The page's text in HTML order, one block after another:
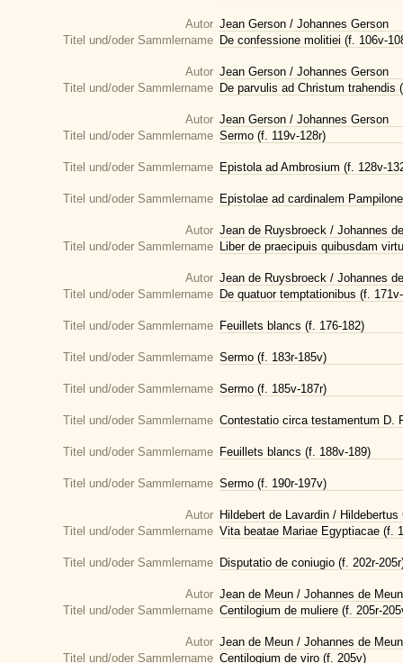
Autor Jean Gerson / Johannes Gerson
Titel und/oder Sammlername De confessione molitiei (f. 106v-
Autor Jean Gerson / Johannes Gerson
Titel und/oder Sammlername De parvulis ad Christum trahendis
Autor Jean Gerson / Johannes Gerson
Titel und/oder Sammlername Sermo (f. 119v-128r)
Titel und/oder Sammlername Epistola ad Ambrosium (f. 128v-
Titel und/oder Sammlername Epistolae ad cardinalem
Autor Jean de Ruysbroeck / Johannes
Titel und/oder Sammlername Liber de praecipuis quibusdam
Autor Jean de Ruysbroeck / Johannes
Titel und/oder Sammlername De quatuor temptationibus (f.
Titel und/oder Sammlername Feuillets blancs (f. 176-182)
Titel und/oder Sammlername Sermo (f. 183r-185v)
Titel und/oder Sammlername Sermo (f. 185v-187r)
Titel und/oder Sammlername Contestatio circa testamentum D.
Titel und/oder Sammlername Feuillets blancs (f. 188v-189)
Titel und/oder Sammlername Sermo (f. 190r-197v)
Autor Hildebert de Lavardin /
Titel und/oder Sammlername Vita beatae Mariae Egyptiacae (f.
Titel und/oder Sammlername Disputatio de coniugio (f. 202r-
Autor Jean de Meun / Johannes de Meun
Titel und/oder Sammlername Centilogium de muliere (f. 205r-
Autor Jean de Meun / Johannes de Meun
Titel und/oder Sammlername Centilogium de viro (f. 205v)